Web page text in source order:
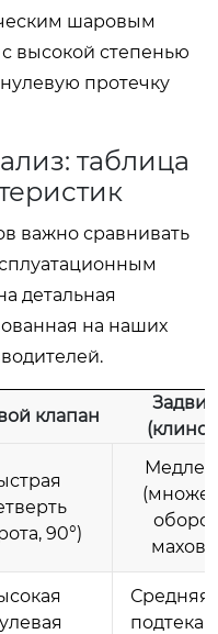
шаровым
высокой степенью
протечку
таблица
важно сравнивать
детальная
на наших
клапан
90°)
Средняя